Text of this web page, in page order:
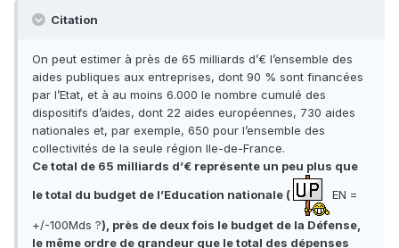
Citation
On peut estimer à près de 65 milliards d’€ l’ensemble des
aides publiques aux entreprises, dont 90 % sont financées
par l’Etat, et à au moins 6.000 le nombre cumulé des
dispositifs d’aides, dont 22 aides européennes, 730 aides
nationales et, par exemple, 650 pour l’ensemble des
collectivités de la seule région Ile-de-France.
Ce total de 65 milliards d’€ représente un peu plus que
le total du budget de l’Education nationale (
EN =
+/-100Mds ?), près de deux fois le budget de la Défense,
le même ordre de grandeur que le total des dépenses